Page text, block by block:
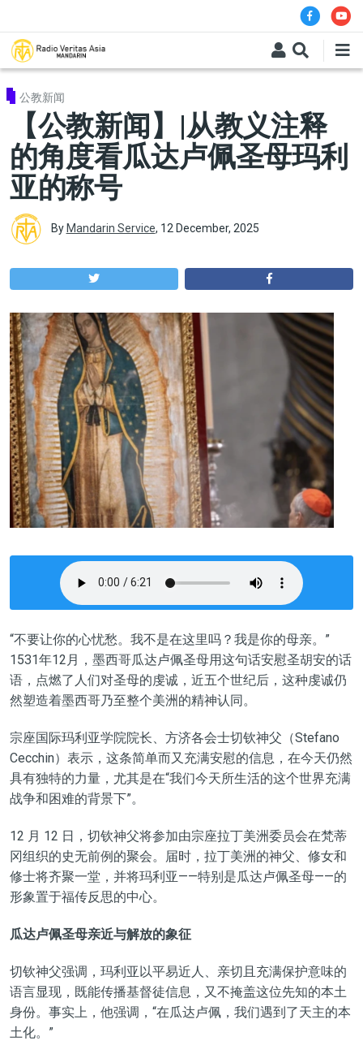
公教新闻
【公教新闻】|从教义注释
的角度看瓜达卢佩圣母玛利
亚的称号
By Mandarin Service, 12 December, 2025
“不要让你的心忧愁。我不是在这里吗？我是你的母亲。”
1531年12月，墨西哥瓜达卢佩圣母用这句话安慰圣胡安的话
语，点燃了人们对圣母的虔诚，近五个世纪后，这种虔诚仍
然塑造着墨西哥乃至整个美洲的精神认同。
宗座国际玛利亚学院院长、方济各会士切钦神父（Stefano
Cecchin）表示，这条简单而又充满安慰的信息，在今天仍然
具有独特的力量，尤其是在“我们今天所生活的这个世界充满
战争和困难的背景下”。
12 月 12 日，切钦神父将参加由宗座拉丁美洲委员会在梵蒂
冈组织的史无前例的聚会。届时，拉丁美洲的神父、修女和
修士将齐聚一堂，并将玛利亚——特别是瓜达卢佩圣母——的
形象置于福传反思的中心。
瓜达卢佩圣母亲近与解放的象征
切钦神父强调，玛利亚以平易近人、亲切且充满保护意味的
语言显现，既能传播基督徒信息，又不掩盖这位先知的本土
身份。事实上，他强调，“在瓜达卢佩，我们遇到了天主的本
土化。”